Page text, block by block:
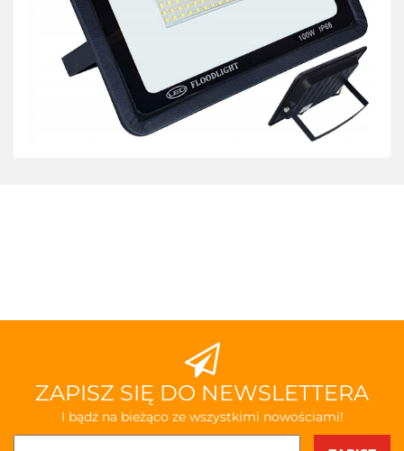
ZAPISZ SIĘ DO NEWSLETTERA
I bądź na bieżąco ze wszystkimi nowościami!